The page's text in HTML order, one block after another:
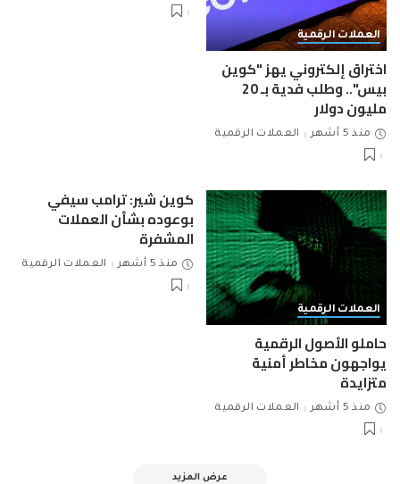
العملات الرقمية
اختراق إلكتروني يهز "كوين
بيس".. وطلب فدية بـ 20
مليون دولار
منذ 5 أشهر العملات الرقمية
العملات الرقمية
حاملو الأصول الرقمية
يواجهون مخاطر أمنية
متزايدة
منذ 5 أشهر العملات الرقمية
كوين شير: ترامب سيفي
بوعوده بشأن العملات
المشفرة
منذ 5 أشهر العملات الرقمية
عرض المزيد